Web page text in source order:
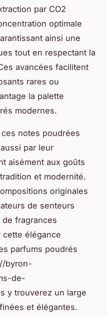
par CO2
optimale
ainsi une
tout en respectant la
avancées facilitent
rares ou
la palette
modernes.
notes poudrées
par leur
aisément aux goûts
et modernité.
originales
de senteurs
fragrances
cette élégance
parfums poudrés
byron-
de-
y trouverez un large
et élégantes.